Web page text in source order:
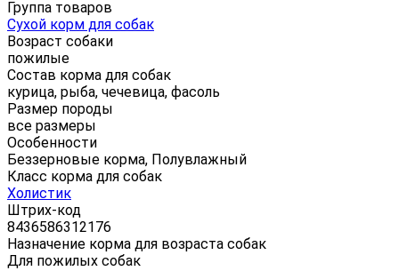
Группа товаров
Сухой корм для собак
Возраст собаки
пожилые
Состав корма для собак
курица, рыба, чечевица, фасоль
Размер породы
все размеры
Особенности
Беззерновые корма, Полувлажный
Класс корма для собак
Холистик
Штрих-код
8436586312176
Назначение корма для возраста собак
Для пожилых собак